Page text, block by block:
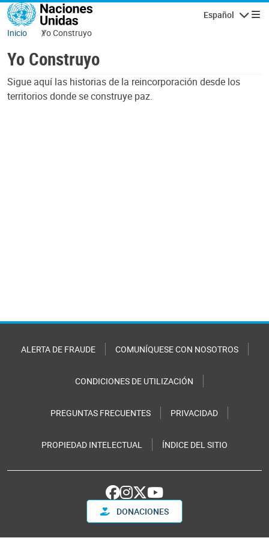
Pasar al contenido principal
Español
Inicio Yo Construyo
Yo Construyo
Sigue aquí las historias de la reincorporación desde los
territorios donde se construye paz.
ALERTA DE FRAUDE COMUNÍQUESE CON NOSOTROS
CONDICIONES DE UTILIZACIÓN
PREGUNTAS FRECUENTES PRIVACIDAD
PROPIEDAD INTELECTUAL ÍNDICE DEL SITIO
DONACIONES